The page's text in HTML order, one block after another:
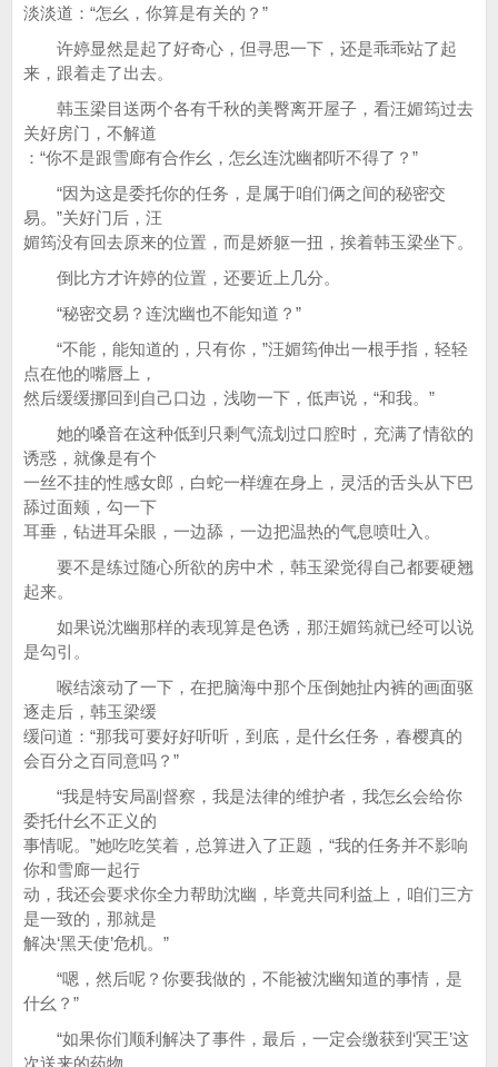
淡淡道：“怎幺，你算是有关的？”
许婷显然是起了好奇心，但寻思一下，还是乖乖站了起
来，跟着走了出去。
韩玉梁目送两个各有千秋的美臀离开屋子，看汪媚筠过去
关好房门，不解道
：“你不是跟雪廊有合作幺，怎幺连沈幽都听不得了？”
“因为这是委托你的任务，是属于咱们俩之间的秘密交
易。”关好门后，汪
媚筠没有回去原来的位置，而是娇躯一扭，挨着韩玉梁坐下。
倒比方才许婷的位置，还要近上几分。
“秘密交易？连沈幽也不能知道？”
“不能，能知道的，只有你，”汪媚筠伸出一根手指，轻轻
点在他的嘴唇上，
然后缓缓挪回到自己口边，浅吻一下，低声说，“和我。”
她的嗓音在这种低到只剩气流划过口腔时，充满了情欲的
诱惑，就像是有个
一丝不挂的性感女郎，白蛇一样缠在身上，灵活的舌头从下巴
舔过面颊，勾一下
耳垂，钻进耳朵眼，一边舔，一边把温热的气息喷吐入。
要不是练过随心所欲的房中术，韩玉梁觉得自己都要硬翘
起来。
如果说沈幽那样的表现算是色诱，那汪媚筠就已经可以说
是勾引。
喉结滚动了一下，在把脑海中那个压倒她扯内裤的画面驱
逐走后，韩玉梁缓
缓问道：“那我可要好好听听，到底，是什幺任务，春樱真的
会百分之百同意吗？”
“我是特安局副督察，我是法律的维护者，我怎幺会给你
委托什幺不正义的
事情呢。”她吃吃笑着，总算进入了正题，“我的任务并不影响
你和雪廊一起行
动，我还会要求你全力帮助沈幽，毕竟共同利益上，咱们三方
是一致的，那就是
解决‘黑天使’危机。”
“嗯，然后呢？你要我做的，不能被沈幽知道的事情，是
什幺？”
“如果你们顺利解决了事件，最后，一定会缴获到‘冥王’这
次送来的药物，